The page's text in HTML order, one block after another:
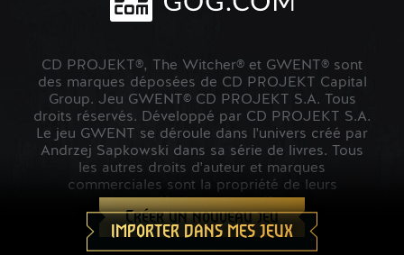
Créer un nouveau jeu
IMPORTER DANS MES JEUX
CD PROJEKT®, The Witcher® et GWENT® sont
des marques déposées de CD PROJEKT Capital
Group. Jeu GWENT© CD PROJEKT S.A. Tous
droits réservés. Développé par CD PROJEKT S.A.
Le jeu GWENT se déroule dans l'univers créé par
Andrzej Sapkowski dans sa série de livres. Tous
les autres droits d'auteur et marques
commerciales sont la propriété de leurs
propriétaires respectifs.